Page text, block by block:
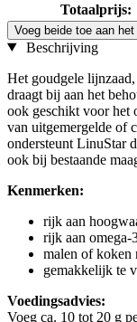
Totaalprijs:
Voeg beide toe aan
Beschrijving
Het goudgele
draagt bij aan het
ook geschikt voor het
van uitgemergelde of
ondersteunt LinuStar
ook bij bestaande
Kenmerken:
rijk aan
rijk aan omega-
malen of koken
gemakkelijk te
Voedingsadvies:
Voeg ca. 10 tot 20 g